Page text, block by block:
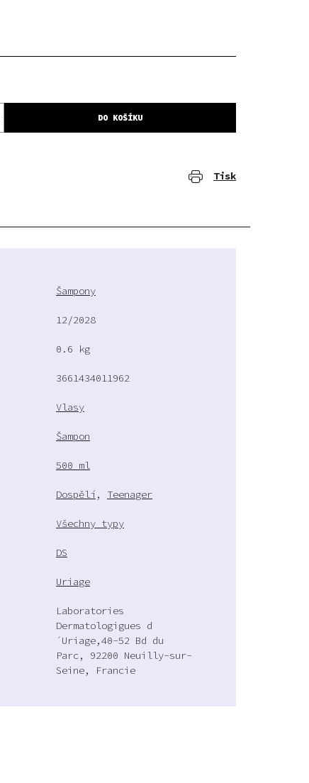
DO KOŠÍKU
Tisk
Šampony
12/2028
0.6 kg
3661434011962
Vlasy
Šampon
500 ml
Dospělí , Teenager
Všechny typy
DS
Uriage
Laboratories
Dermatologigues d
´Uriage,40-52 Bd du
Parc, 92200 Neuilly-sur-
Seine, Francie